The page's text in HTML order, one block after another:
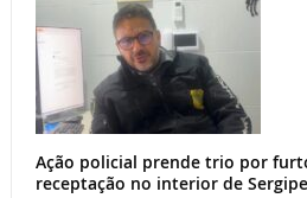
Ação policial prende trio por
receptação no interior de Sergipe